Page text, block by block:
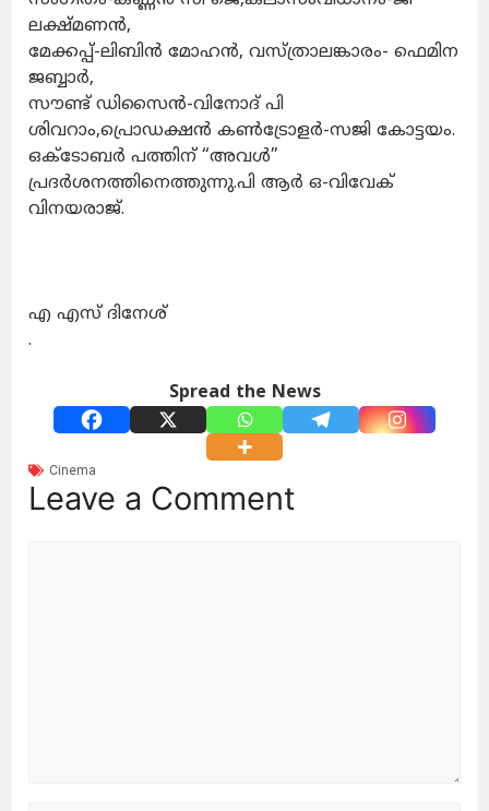
ലക്ഷ്മണൻ,
മേക്കപ്പ്-ലിബിൻ മോഹൻ, വസ്ത്രാലങ്കാരം- ഫെമിന
ജബ്ബാർ,
സൗണ്ട് ഡിസൈൻ-വിനോദ് പി
ശിവറാം,പ്രൊഡക്ഷൻ കൺട്രോളർ-സജി കോട്ടയം.
ഒക്ടോബർ പത്തിന് “അവൾ”
പ്രദർശനത്തിനെത്തുന്നു.പി ആർ ഒ-വിവേക്
വിനയരാജ്.
എ എസ് ദിനേശ്
.
Spread the News
Cinema
Leave a Comment